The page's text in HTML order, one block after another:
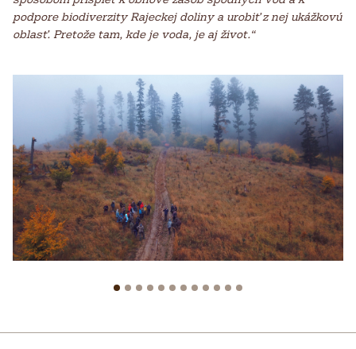
podpore biodiverzity Rajeckej doliny a urobiť z nej ukážkovú
oblasť. Pretože tam, kde je voda, je aj život.“